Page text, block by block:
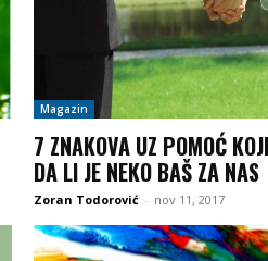
Magazin
7 ZNAKOVA UZ POMOĆ
DA LI JE NEKO BAŠ ZA NAS
Zoran Todorović - nov 11, 2017